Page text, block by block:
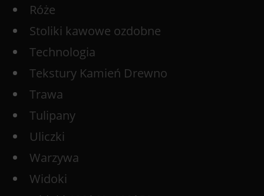
Róże
Stoliki kawowe ozdobne
Technologia
Tekstury Kamień Drewno
Trawa
Tulipany
Uliczki
Warzywa
Widoki